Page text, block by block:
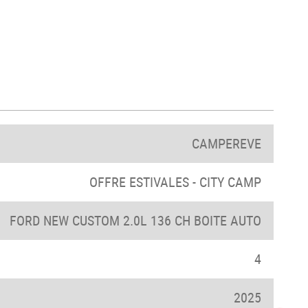
CAMPEREVE
OFFRE ESTIVALES - CITY CAMP
FORD NEW CUSTOM 2.0L 136 CH BOITE AUTO
4
2025